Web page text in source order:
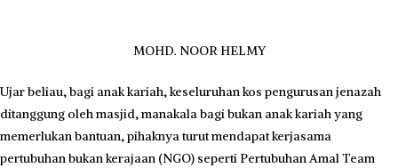
MOHD. NOOR HELMY
Ujar beliau, bagi anak kariah, keseluruhan kos pengurusan jenazah
ditanggung oleh masjid, manakala bagi bukan anak kariah yang
memerlukan bantuan, pihaknya turut mendapat kerjasama
pertubuhan bukan kerajaan (NGO) seperti Pertubuhan Amal Team